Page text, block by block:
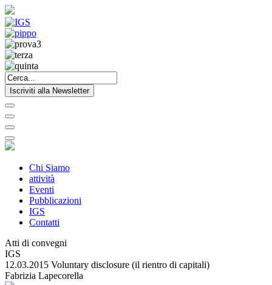
Iscriviti alla Newsletter
Chi Siamo
attività
Eventi
Pubblicazioni
IGS
Contatti
Atti di convegni
IGS
12.03.2015 Voluntary disclosure (il rientro di capitali)
Fabrizia Lapecorella